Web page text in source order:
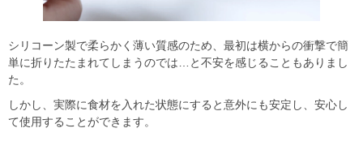
シリコーン製で柔らかく薄い質感のため、最初は横からの衝撃で簡
単に折りたたまれてしまうのでは…と不安を感じることもありまし
た。
しかし、実際に食材を入れた状態にすると意外にも安定し、安心し
て使用することができます。